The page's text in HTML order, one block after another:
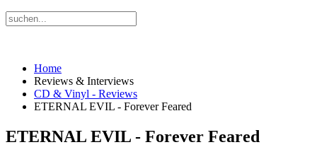
Home
Reviews & Interviews
CD & Vinyl - Reviews
ETERNAL EVIL - Forever Feared
ETERNAL EVIL - Forever Feared